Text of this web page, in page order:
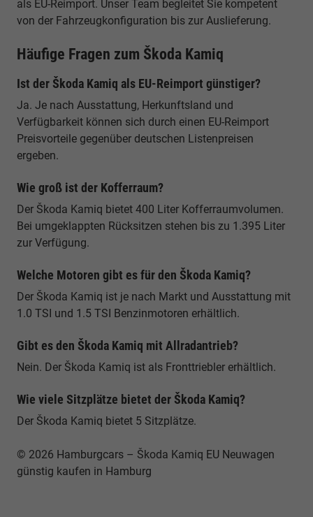
als EU-Reimport. Unser Team begleitet Sie kompetent
von der Fahrzeugkonfiguration bis zur Auslieferung.
Häufige Fragen zum Škoda Kamiq
Ist der Škoda Kamiq als EU-Reimport günstiger?
Ja. Je nach Ausstattung, Herkunftsland und
Verfügbarkeit können sich durch einen EU-Reimport
Preisvorteile gegenüber deutschen Listenpreisen
ergeben.
Wie groß ist der Kofferraum?
Der Škoda Kamiq bietet 400 Liter Kofferraumvolumen.
Bei umgeklappten Rücksitzen stehen bis zu 1.395 Liter
zur Verfügung.
Welche Motoren gibt es für den Škoda Kamiq?
Der Škoda Kamiq ist je nach Markt und Ausstattung mit
1.0 TSI und 1.5 TSI Benzinmotoren erhältlich.
Gibt es den Škoda Kamiq mit Allradantrieb?
Nein. Der Škoda Kamiq ist als Fronttriebler erhältlich.
Wie viele Sitzplätze bietet der Škoda Kamiq?
Der Škoda Kamiq bietet 5 Sitzplätze.
© 2026 Hamburgcars – Škoda Kamiq EU Neuwagen
günstig kaufen in Hamburg